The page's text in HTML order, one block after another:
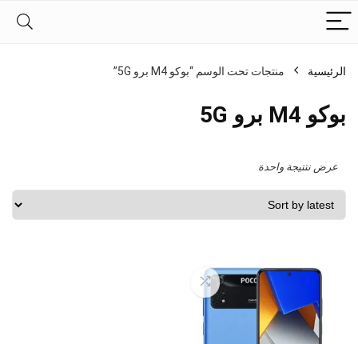
الرئيسية منتجات تحت الوسم “بوكو M4 برو 5G”
بوكو M4 برو 5G
عرض نتتيجة واحدة